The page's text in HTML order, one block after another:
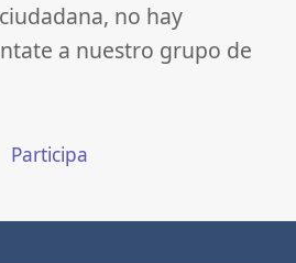
no hay
a nuestro grupo de
Participa